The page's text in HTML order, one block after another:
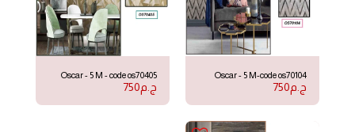
Oscar - 5 M-code os70104
ج.م750
Oscar - 5 M - code os70405
ج.م750